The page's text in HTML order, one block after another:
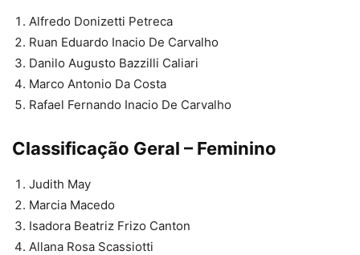
Alfredo Donizetti Petreca
Ruan Eduardo Inacio De Carvalho
Danilo Augusto Bazzilli Caliari
Marco Antonio Da Costa
Rafael Fernando Inacio De Carvalho
Classificação Geral – Feminino
Judith May
Marcia Macedo
Isadora Beatriz Frizo Canton
Allana Rosa Scassiotti